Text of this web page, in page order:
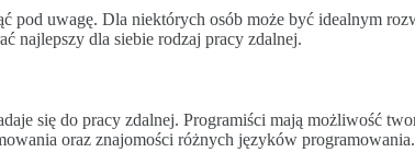
pod uwagę. Dla niektórych osób może być idealnym
najlepszy dla siebie rodzaj pracy zdalnej.
się do pracy zdalnej. Programiści mają możliwość
oraz znajomości różnych języków programowania.